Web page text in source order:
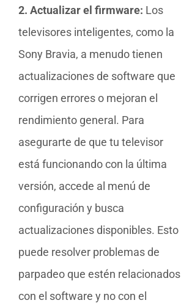
2. Actualizar el firmware: Los
televisores inteligentes, como la
Sony Bravia, a menudo tienen
actualizaciones de software que
corrigen errores o mejoran el
rendimiento general. Para
asegurarte de que tu televisor
está funcionando con la última
versión, accede al menú de
configuración y busca
actualizaciones disponibles. Esto
puede resolver problemas de
parpadeo que estén relacionados
con el software y no con el